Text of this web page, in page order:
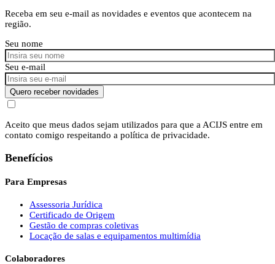
Receba em seu e-mail as novidades e eventos que acontecem na
região.
Seu nome
Seu e-mail
Quero receber novidades
Aceito que meus dados sejam utilizados para que a ACIJS entre em
contato comigo respeitando a política de privacidade.
Benefícios
Para Empresas
Assessoria Jurídica
Certificado de Origem
Gestão de compras coletivas
Locação de salas e equipamentos multimídia
Colaboradores